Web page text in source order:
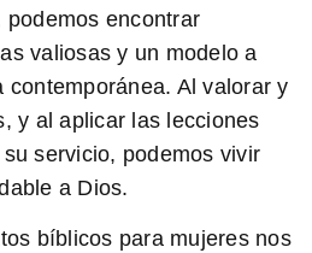
encontrar
valiosas y un modelo a
contemporánea. Al valorar y
y al aplicar las lecciones
servicio, podemos vivir
a Dios.
bíblicos para mujeres nos